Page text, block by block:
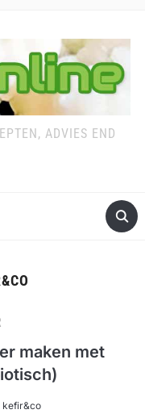
ADVIES END
maken met
kefir&co